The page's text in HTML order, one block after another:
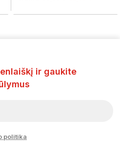
ir gaukite
politika